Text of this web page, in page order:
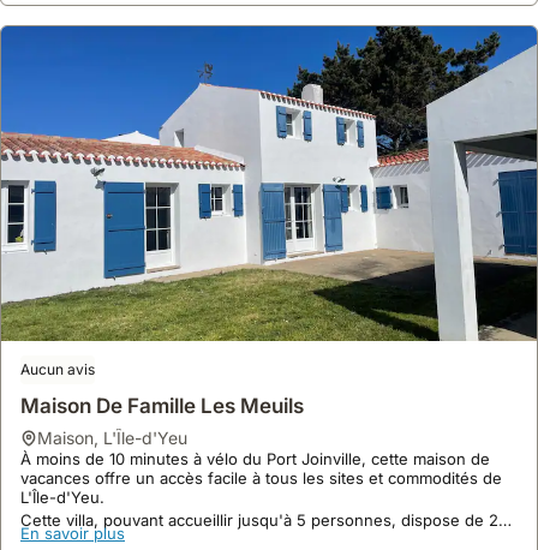
Aucun avis
Maison De Famille Les Meuils
maison, L'Île-d'Yeu
À moins de 10 minutes à vélo du Port Joinville, cette maison de
vacances offre un accès facile à tous les sites et commodités de
L'Île-d'Yeu.
Cette villa, pouvant accueillir jusqu'à 5 personnes, dispose de 2
chambres et 1 salle de bain, parfaite pour explorer L'Île-d'Yeu à
En savoir plus